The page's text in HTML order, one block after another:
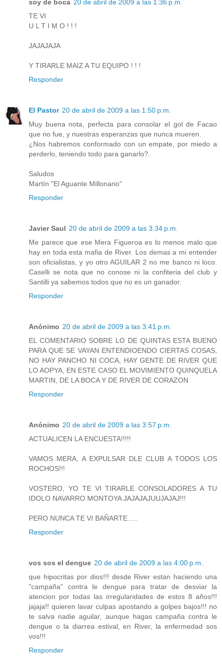
soy de boca 20 de abril de 2009 a las 1:36 p.m.
TE VI
U L T I M O ! ! !
JAJAJAJA
Y TIRARLE MAIZ A TU EQUIPO ! ! !
Responder
El Pastor 20 de abril de 2009 a las 1:50 p.m.
Muy buena nota, perfecta para consolar el gol de Facao
que no fue, y nuestras esperanzas que nunca mueren.
¿Nos habremos conformado con un empate, por miedo a
perderlo, teniendo todo para ganarlo?.
Saludos
Martín "El Aguante Millonario"
Responder
Javier Saul 20 de abril de 2009 a las 3:34 p.m.
Me parece que ese Mera Figueroa es lo menos malo que
hay en toda esta mafia de River. Los demas a mi entender
son oficialistas, y yo otro AGUILAR 2 no me banco ni loco.
Caselli se nota que no conose ni la confiteria del club y
Santilli ya sabemos todos que no es un ganador.
Responder
Anónimo 20 de abril de 2009 a las 3:41 p.m.
EL COMENTARIO SOBRE LO DE QUINTAS ESTA BUENO
PARA QUE SE VAYAN ENTENDIOENDO CIERTAS COSAS,
NO HAY PANCHO NI COCA, HAY GENTE DE RIVER QUE
LO AOPYA, EN ESTE CASO EL MOVIMIENTO QUINQUELA
MARTIN, DE LA BOCA Y DE RIVER DE CORAZON
Responder
Anónimo 20 de abril de 2009 a las 3:57 p.m.
ACTUALICEN LA ENCUESTA!!!!!
VAMOS MERA, A EXPULSAR DLE CLUB A TODOS LOS
ROCHOS!!!
VOSTERO, YO TE VI TIRARLE CONSOLADORES A TU
IDOLO NAVARRO MONTOYA JAJAJAJUUJAJAJ!!!
PERO NUNCA TE VI BAÑARTE.....
Responder
vos sos el dengue 20 de abril de 2009 a las 4:00 p.m.
que hipocritas por dios!!! desde River estan haciendo una
"campaña" contra le dengue para tratar de desviar la
atencion por todas las irregularidades de estos 8 años!!!
jajaja!! quieren lavar culpas apostando a golpes bajos!!! no
te salva nadie aguilar, aunque hagas campaña contra le
dengue o la diarrea estival, en River, la enfermedad sos
vos!!!
Responder